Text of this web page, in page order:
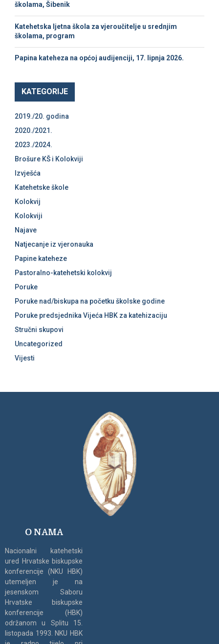
školama, Šibenik
Katehetska ljetna škola za vjeroučitelje u srednjim
školama, program
Papina kateheza na općoj audijenciji, 17. lipnja 2026.
KATEGORIJE
2019./20. godina
2020./2021.
2023./2024.
Brošure KŠ i Kolokviji
Izvješća
Katehetske škole
Kolokvij
Kolokviji
Najave
Natjecanje iz vjeronauka
Papine kateheze
Pastoralno-katehetski kolokvij
Poruke
Poruke nad/biskupa na početku školske godine
Poruke predsjednika Vijeća HBK za katehizaciju
Stručni skupovi
Uncategorized
Vijesti
O NAMA
Nacionalni katehetski
ured Hrvatske biskupske
konferencije (NKU HBK)
utemeljen je na
jesenskom Saboru
Hrvatske biskupske
konferencije (HBK)
održanom u Splitu 15.
listopada 1993. NKU HBK